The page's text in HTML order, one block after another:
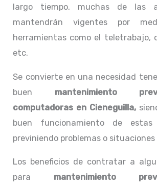
largo tiempo, muchas de las
mantendrán vigentes por
herramientas como el teletrabajo,
etc.
Se convierte en una necesidad
buen mantenimiento
computadoras en Cieneguilla,
buen funcionamiento de estas
previniendo problemas o
Los beneficios de contratar a
para mantenimiento